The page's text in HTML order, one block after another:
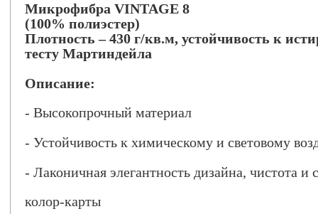
Микрофибра VINTAGE 8
(100% полиэстер)
Плотность – 430 г/кв.м, устойчивость к
тесту Мартиндейла
Описание:
- Высокопрочный материал
- Устойчивость к химическому и световому
- Лаконичная элегантность дизайна, чистота и
колор-карты